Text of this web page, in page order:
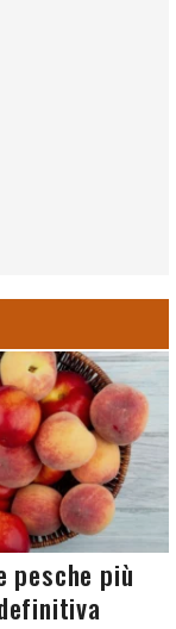
pesche più